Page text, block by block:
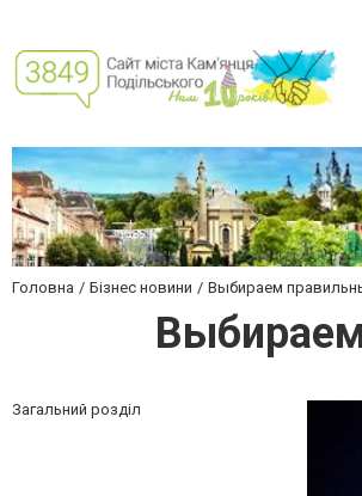
Головна Бізнес новини Выбираем
Загальний розділ